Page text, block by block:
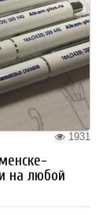
1931
на любой